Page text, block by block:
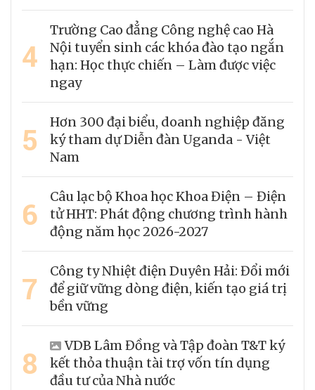
4
Trường Cao đẳng Công nghệ cao Hà
Nội tuyển sinh các khóa đào tạo ngắn
hạn: Học thực chiến – Làm được việc
ngay
5
Hơn 300 đại biểu, doanh nghiệp đăng
ký tham dự Diễn đàn Uganda - Việt
Nam
6
Câu lạc bộ Khoa học Khoa Điện – Điện
tử HHT: Phát động chương trình hành
động năm học 2026-2027
7
Công ty Nhiệt điện Duyên Hải: Đổi mới
để giữ vững dòng điện, kiến tạo giá trị
bền vững
8
VDB Lâm Đồng và Tập đoàn T&T ký
kết thỏa thuận tài trợ vốn tín dụng
đầu tư của Nhà nước